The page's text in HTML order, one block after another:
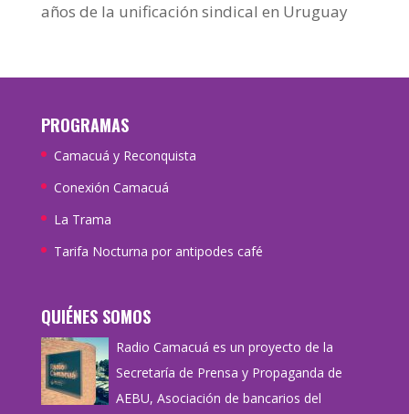
años de la unificación sindical en Uruguay
PROGRAMAS
Camacuá y Reconquista
Conexión Camacuá
La Trama
Tarifa Nocturna por antipodes café
QUIÉNES SOMOS
Radio Camacuá es un proyecto de la
Secretaría de Prensa y Propaganda de
AEBU, Asociación de bancarios del